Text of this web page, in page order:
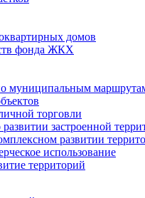
домов
фонда ЖКХ
муниципальным
торговли
застроенной
развитии
использование
территорий